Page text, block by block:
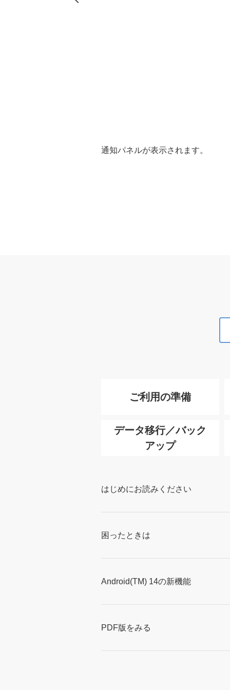
通知パネルが表示されます。
ご利用の準備
データ移行／バック
アップ
はじめにお読みください
困ったときは
Android(TM) 14の新機能
PDF版をみる